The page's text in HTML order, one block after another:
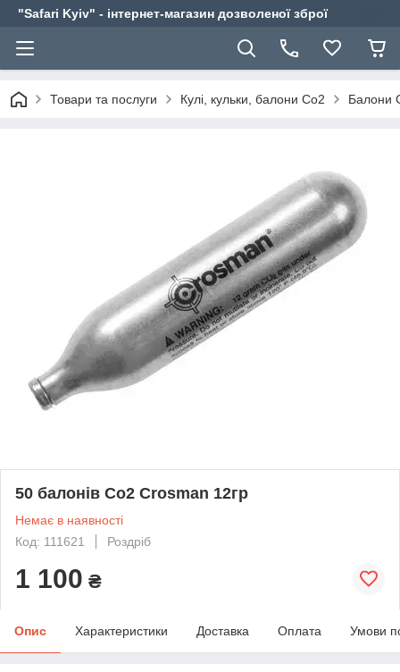
"Safari Kyiv" - інтернет-магазин дозволеної зброї
Товари та послуги Кулі, кульки, балони Co2 Балони
50 балонів Co2 Crosman 12гр
Немає в наявності
Код: 111621
Роздріб
1 100 ₴
Опис Характеристики Доставка Оплата Умови